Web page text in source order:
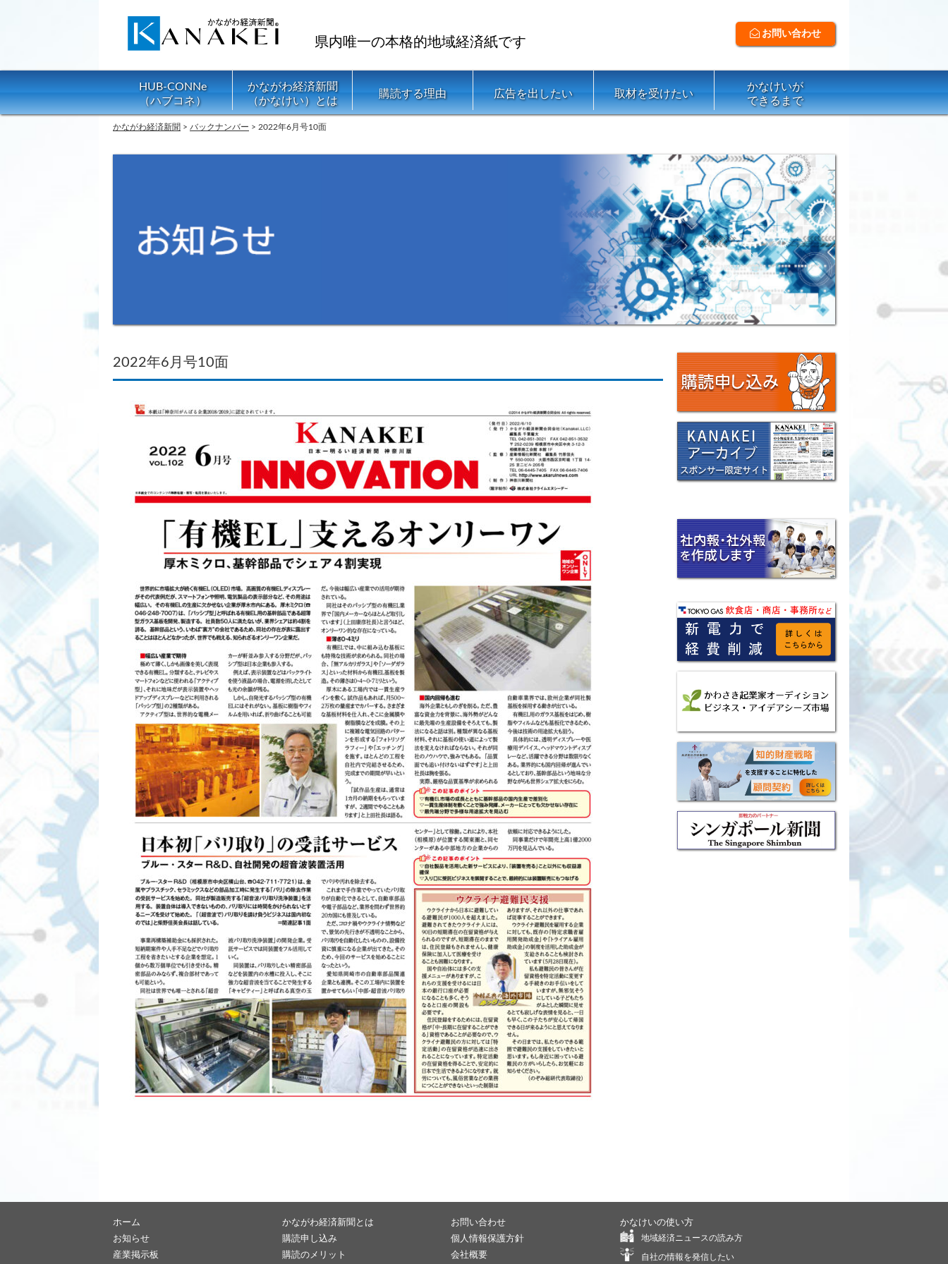
県内唯一の本格的地域経済紙です
お問い合わせ
HUB-CONNe
（ハブコネ）
かながわ経済新聞
（かなけい）とは
購読する理由 広告を出したい 取材を受けたい
かなけいが
できるまで
かながわ経済新聞 > バックナンバー > 2022年6月号10面
2022年6月号10面
ホーム
お知らせ
産業掲示板
かながわ経済新聞とは
購読申し込み
購読のメリット
お問い合わせ
個人情報保護方針
会社概要
かなけいの使い方
地域経済ニュースの読み方
自社の情報を発信したい